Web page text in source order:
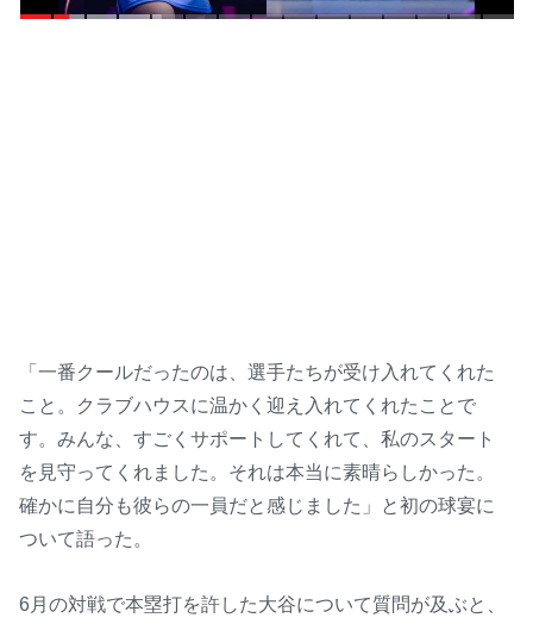
和は中国撃破へ「準備して挑
「一番クールだったのは、選手たちが受け入れてくれた
こと。クラブハウスに温かく迎え入れてくれたことで
す。みんな、すごくサポートしてくれて、私のスタート
を見守ってくれました。それは本当に素晴らしかった。
確かに自分も彼らの一員だと感じました」と初の球宴に
ついて語った。
6月の対戦で本塁打を許した大谷について質問が及ぶと、